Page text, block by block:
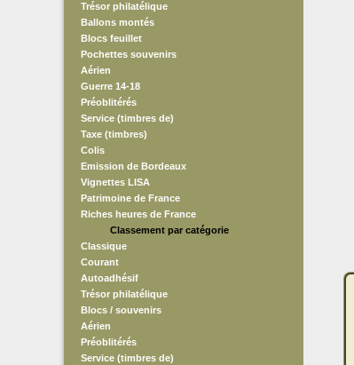
Trésor philatélique
Ballons montés
Blocs feuillet
Pochettes souvenirs
Aérien
Guerre 14-18
Préoblitérés
Service (timbres de)
Taxe (timbres)
Colis
Emission de Bordeaux
Vignettes LISA
Patrimoine de France
Riches heures de France
Classement par catégorie
Classique
Courant
Autoadhésif
Trésor philatélique
Blocs / souvenirs
Aérien
Préoblitérés
Service (timbres de)